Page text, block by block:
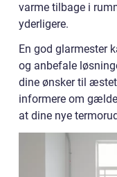
varme tilbage i
yderligere.
En god glarmester
og anbefale
dine ønsker til
informere om
at dine nye